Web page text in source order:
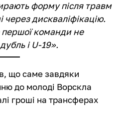
форму після травм
через дискваліфікацію.
команди не
і U-19».
що саме завдяки
до молоді Ворскла
гроші на трансферах